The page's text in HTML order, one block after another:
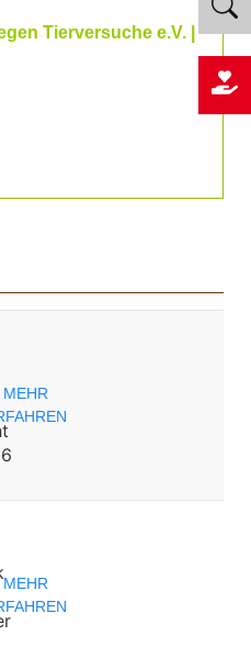
Tierversuche e.V. |
MEHR
MEHR